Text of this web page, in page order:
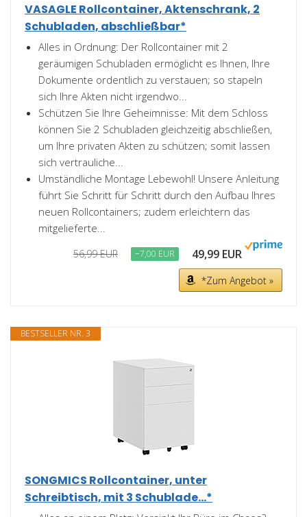
VASAGLE Rollcontainer, Aktenschrank, 2
Schubladen, abschließbar*
Alles in Ordnung: Der Rollcontainer mit 2
geräumigen Schubladen ermöglicht es Ihnen, Ihre
Dokumente ordentlich zu verstauen; so stapeln
sich Ihre Akten nicht irgendwo...
Schützen Sie Ihre Geheimnisse: Mit dem Schloss
können Sie 2 Schubladen gleichzeitig abschließen,
um Ihre privaten Akten zu schützen; somit lassen
sich vertrauliche...
Umständliche Montage Lebewohl! Unsere Anleitung
führt Sie Schritt für Schritt durch den Aufbau Ihres
neuen Rollcontainers; zudem erleichtern das
mitgelieferte...
56,99 EUR −7,00 EUR 49,99 EUR
*Zum Angebot »
BESTSELLER NR. 3
SONGMICS Rollcontainer, unter
Schreibtisch, mit 3 Schublade...*